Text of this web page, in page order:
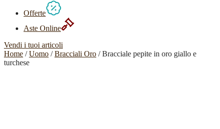
Offerte
Aste Online
Vendi i tuoi articoli
Home /Uomo /Bracciali Oro / Bracciale pepite in oro giallo e
turchese